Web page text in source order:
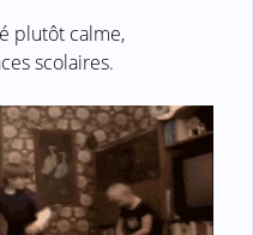
plutôt calme,
scolaires.